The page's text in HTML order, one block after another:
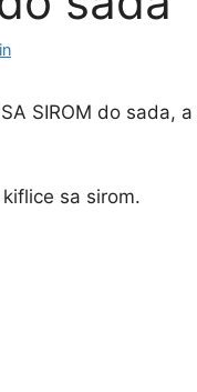
SA SIROM do
sa sirom.